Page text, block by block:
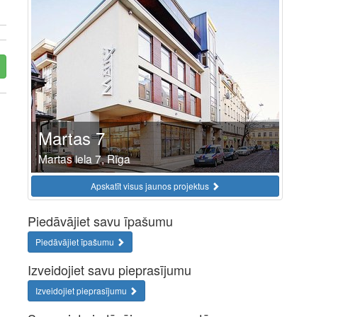
Martas 7
Martas iela 7, Rīga
Apskatīt visus jaunos projektus
Piedāvājiet savu īpašumu
Piedāvājiet īpašumu
Izveidojiet savu pieprasījumu
Izveidojiet pieprasījumu